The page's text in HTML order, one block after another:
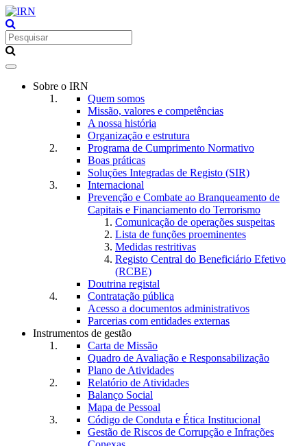
Toggle
navigationSobre o IRN
Quem somos
Missão, valores e competências
A nossa história
Organização e estrutura
Programa de Cumprimento Normativo
Boas práticas
Soluções Integradas de Registo (SIR)
Internacional
Prevenção e Combate ao Branqueamento de
Capitais e Financiamento do Terrorismo
Comunicação de operações suspeitas
Lista de funções proeminentes
Medidas restritivas
Registo Central do Beneficiário Efetivo
(RCBE)
Doutrina registal
Contratação pública
Acesso a documentos administrativos
Parcerias com entidades externas
Instrumentos de gestão
Carta de Missão
Quadro de Avaliação e Responsabilização
Plano de Atividades
Relatório de Atividades
Balanço Social
Mapa de Pessoal
Código de Conduta e Ética Institucional
Gestão de Riscos de Corrupção e Infrações